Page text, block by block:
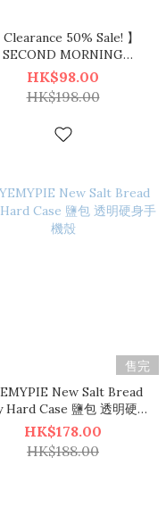
Clearance 50% Sale! 】
SECOND MORNING
Hard Phone Case
硬身手機殼 (3colors)
HK$98.00
HK$198.00
售完
New Salt Bread
Hard Case 鹽包 透明硬身
手機殼
HK$178.00
HK$188.00